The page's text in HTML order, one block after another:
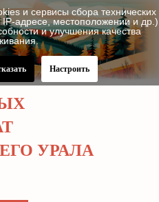
УРАЛА
и сервисы сбора технических
адресе, местоположении и др.)
и улучшения качества
Настроить